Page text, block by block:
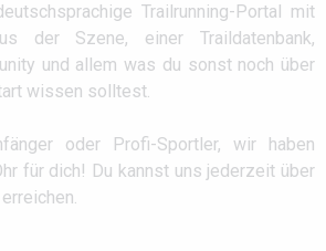
Trailrunning-Portal mit
der Szene, einer Traildatenbank,
und allem was du sonst noch über
wissen solltest.
oder Profi-Sportler, wir haben
für dich! Du kannst uns jederzeit über
erreichen.